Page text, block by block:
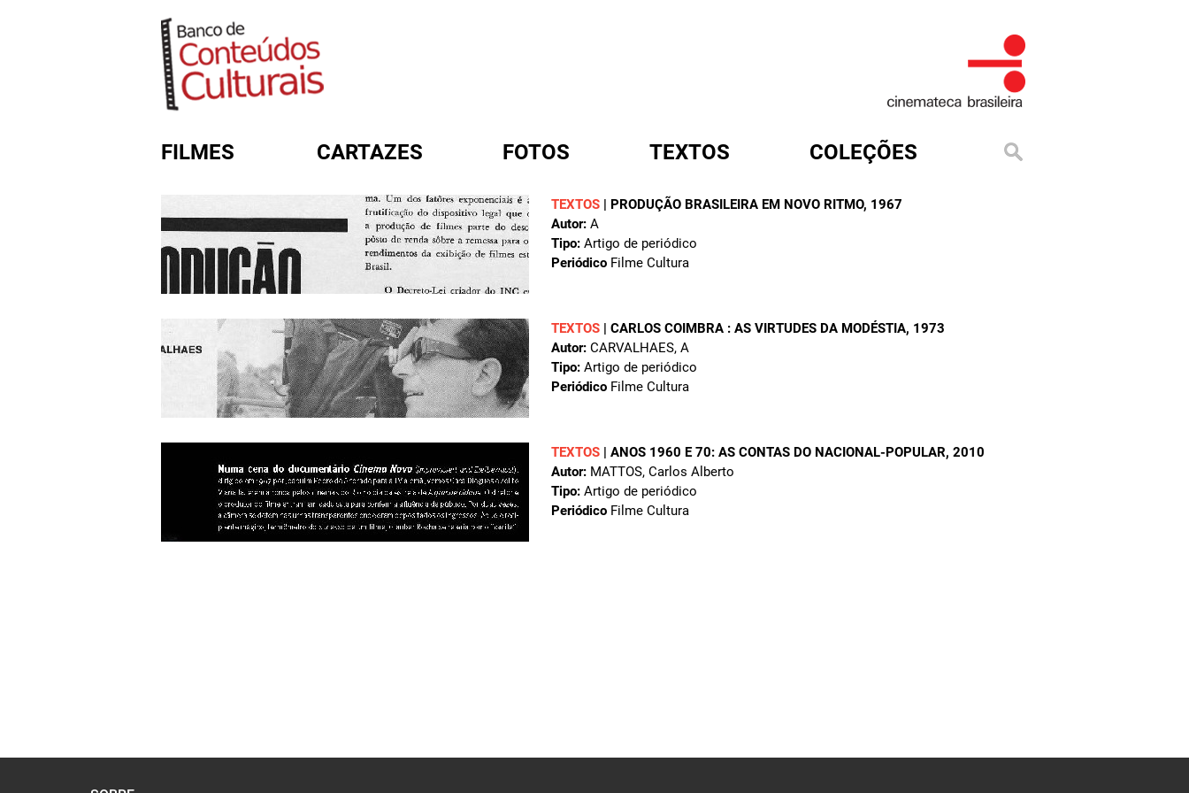
FILMES CARTAZES FOTOS TEXTOS COLEÇÕES
TEXTOS | PRODUÇÃO BRASILEIRA EM NOVO RITMO, 1967
Autor: A
Tipo: Artigo de periódico
Periódico Filme Cultura
TEXTOS | CARLOS COIMBRA : AS VIRTUDES DA MODÉSTIA, 1973
Autor: CARVALHAES, A
Tipo: Artigo de periódico
Periódico Filme Cultura
TEXTOS | ANOS 1960 E 70: AS CONTAS DO NACIONAL-POPULAR, 2010
Autor: MATTOS, Carlos Alberto
Tipo: Artigo de periódico
Periódico Filme Cultura
FORMULÁRIO DE BUSCA